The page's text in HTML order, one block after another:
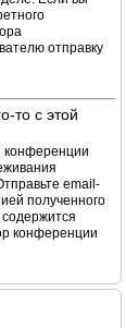
отправку
то с этой
конференции
email-
полученного
конференции